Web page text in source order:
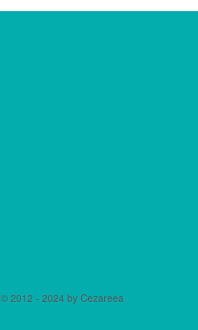
© 2012 - 2024 by Cezareea